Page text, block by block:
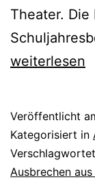
Theater. Die
weiterlesen
Veröffentlicht
Kategorisiert in
Ausbrechen